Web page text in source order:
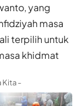
yang
masa
terpilih untuk
khidmat
Kita -